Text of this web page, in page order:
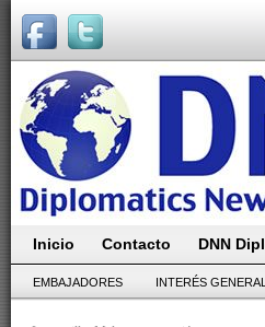
Inicio Contacto DNN
EMBAJADORES INTERÉS GENERAL